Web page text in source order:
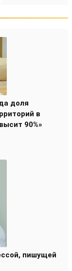
доля
в
90%»
пишущей